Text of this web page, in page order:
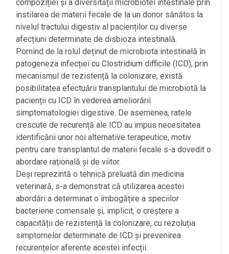
compoziției și a diversității microbiotei intestinale prin
instilarea de materii fecale de la un donor sănătos la
nivelul tractului digestiv al pacienților cu diverse
afecțiuni determinate de disbioza intestinală.
Pornind de la rolul deținut de microbiota intestinală în
patogeneza infecției cu Clostridium difficile (ICD), prin
mecanismul de rezistență la colonizare, există
posibilitatea efectuării transplantului de microbiotă la
pacienții cu ICD în vederea ameliorării
simptomatologiei digestive. De asemenea, ratele
crescute de recurență ale ICD au impus necesitatea
identificării unor noi alternative terapeutice, motiv
pentru care transplantul de materii fecale s-a dovedit o
abordare rațională și de viitor.
Deși reprezintă o tehnică preluată din medicina
veterinară, s-a demonstrat că utilizarea acestei
abordări a determinat o îmbogățire a speciilor
bacteriene comensale și, implicit, o creștere a
capacității de rezistență la colonizare, cu rezoluția
simptomelor determinate de ICD și prevenirea
recurențelor aferente acestei infecții.